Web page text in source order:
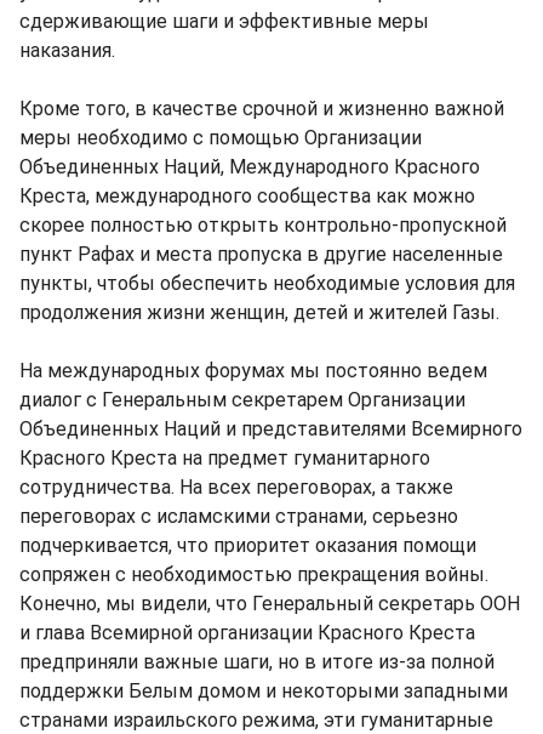
сдерживающие шаги и эффективные меры
наказания.
Кроме того, в качестве срочной и жизненно важной
меры необходимо с помощью Организации
Объединенных Наций, Международного Красного
Креста, международного сообщества как можно
скорее полностью открыть контрольно-пропускной
пункт Рафах и места пропуска в другие населенные
пункты, чтобы обеспечить необходимые условия для
продолжения жизни женщин, детей и жителей Газы.
На международных форумах мы постоянно ведем
диалог с Генеральным секретарем Организации
Объединенных Наций и представителями Всемирного
Красного Креста на предмет гуманитарного
сотрудничества. На всех переговорах, а также
переговорах с исламскими странами, серьезно
подчеркивается, что приоритет оказания помощи
сопряжен с необходимостью прекращения войны.
Конечно, мы видели, что Генеральный секретарь ООН
и глава Всемирной организации Красного Креста
предприняли важные шаги, но в итоге из-за полной
поддержки Белым домом и некоторыми западными
странами израильского режима, эти гуманитарные